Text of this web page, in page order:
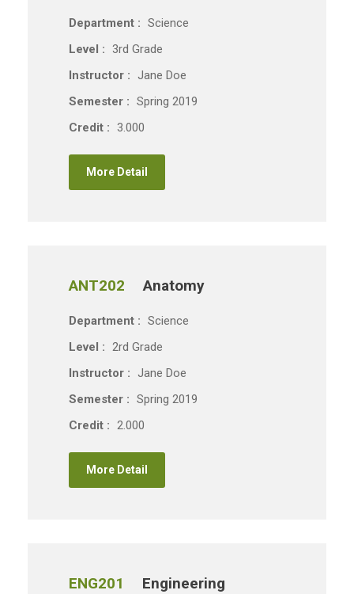
Department : Science
Level : 3rd Grade
Instructor : Jane Doe
Semester : Spring 2019
Credit : 3.000
More Detail
ANT202 Anatomy
Department : Science
Level : 2rd Grade
Instructor : Jane Doe
Semester : Spring 2019
Credit : 2.000
More Detail
ENG201 Engineering